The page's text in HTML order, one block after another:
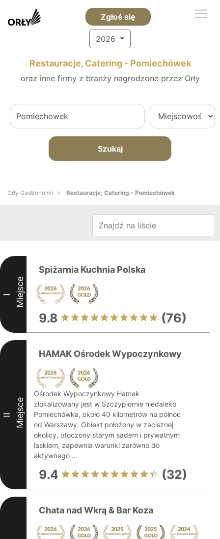
Zgłoś się
2026
Restauracje, Catering - Pomiechówek
oraz inne firmy z branży nagrodzone przez Orły
Szukaj
Orły Gastronomii Restauracje, Catering - Pomiechówek
I Miejsce
Spiżarnia Kuchnia Polska
9.8 (76)
II Miejsce
HAMAK Ośrodek Wypoczynkowy
Ośrodek Wypoczynkowy Hamak
zlokalizowany jest w Szczypiornie niedaleko
Pomiechówka, około 40 kilometrów na północ
od Warszawy. Obiekt położony w zacisznej
okolicy, otoczony starym sadem i prywatnym
laskiem, zapewnia warunki zarówno do
aktywnego ...
9.4 (32)
Chata nad Wkrą & Bar Koza